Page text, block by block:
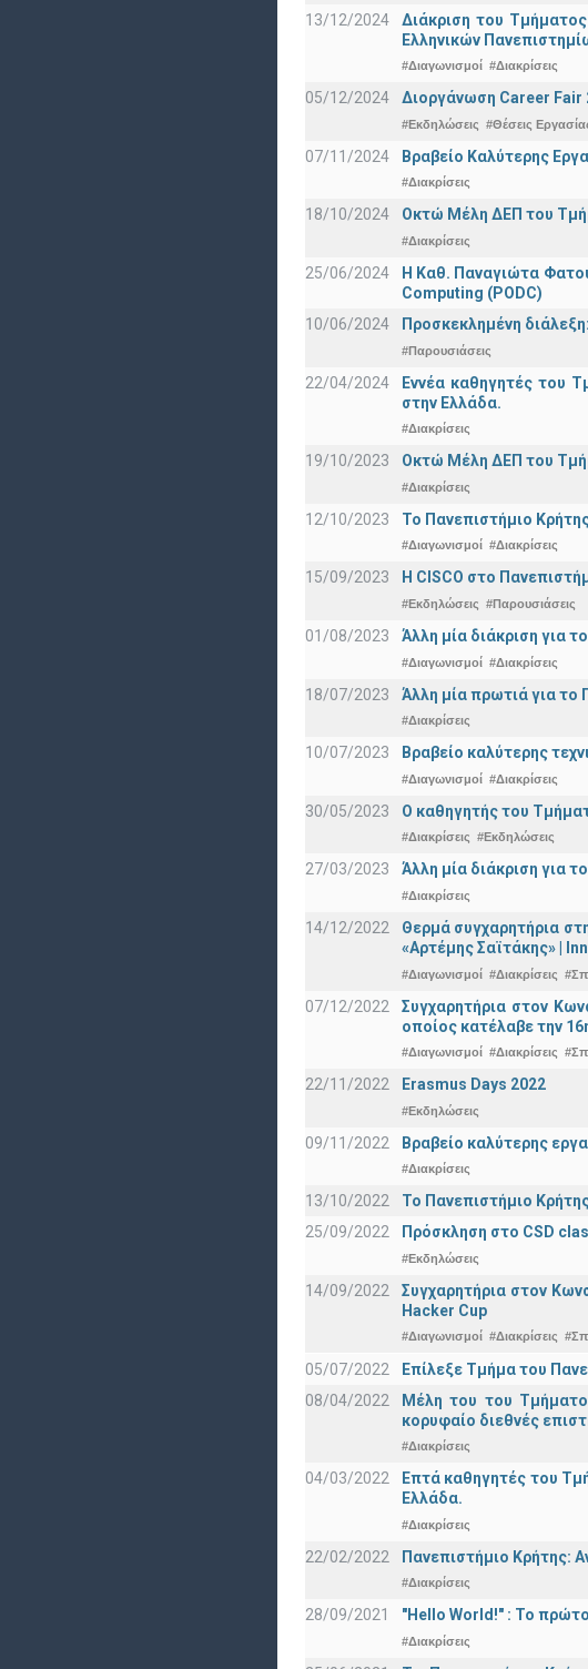
13/12/2024
Διάκριση του
Ελληνικών
#Διαγωνισμοί #Διακρίσεις
05/12/2024 Διοργάνωση Career Fair
#Εκδηλώσεις #Θέσεις
07/11/2024 Βραβείο Καλύτερης
#Διακρίσεις
18/10/2024 Οκτώ Μέλη ΔΕΠ του
#Διακρίσεις
25/06/2024
Η Καθ. Παναγιώτα
Computing (PODC)
10/06/2024
Προσκεκλημένη
#Παρουσιάσεις
22/04/2024
Εννέα καθηγητές του
στην Ελλάδα.
#Διακρίσεις
19/10/2023 Οκτώ Μέλη ΔΕΠ του
#Διακρίσεις
12/10/2023 Το Πανεπιστήμιο
#Διαγωνισμοί #Διακρίσεις
15/09/2023 Η CISCO στο
#Εκδηλώσεις #Παρουσιάσεις
01/08/2023 Άλλη μία διάκριση για
#Διαγωνισμοί #Διακρίσεις
18/07/2023 Άλλη μία πρωτιά για το
#Διακρίσεις
10/07/2023 Βραβείο καλύτερης
#Διαγωνισμοί #Διακρίσεις
30/05/2023 Ο καθηγητής του
#Διακρίσεις #Εκδηλώσεις
27/03/2023 Άλλη μία διάκριση για
#Διακρίσεις
14/12/2022
Θερμά συγχαρητήρια
«Αρτέμης Σαϊτάκης» |
#Διαγωνισμοί #Διακρίσεις
07/12/2022
Συγχαρητήρια στον
οποίος κατέλαβε την
#Διαγωνισμοί #Διακρίσεις
22/11/2022 Erasmus Days 2022
#Εκδηλώσεις
09/11/2022 Βραβείο καλύτερης
#Διακρίσεις
13/10/2022
Το Πανεπιστήμιο
25/09/2022
Πρόσκληση στο CSD
#Εκδηλώσεις
14/09/2022
Συγχαρητήρια στον
Hacker Cup
#Διαγωνισμοί #Διακρίσεις
05/07/2022
Επίλεξε Τμήμα του
08/04/2022
Μέλη του του
κορυφαίο διεθνές
#Διακρίσεις
04/03/2022
Επτά καθηγητές του
Ελλάδα.
#Διακρίσεις
22/02/2022 Πανεπιστήμιο Κρήτης:
#Διακρίσεις
28/09/2021 "Hello World!" : Το
#Διακρίσεις